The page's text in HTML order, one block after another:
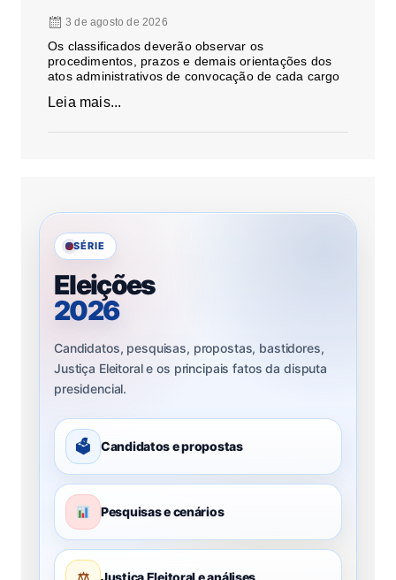
3 de agosto de 2026
Os classificados deverão observar os
procedimentos, prazos e demais orientações dos
atos administrativos de convocação de cada cargo
Leia mais...
SÉRIE
Eleições
2026
Candidatos, pesquisas, propostas, bastidores,
Justiça Eleitoral e os principais fatos da disputa
presidencial.
🗳 Candidatos e propostas
Pesquisas e cenários